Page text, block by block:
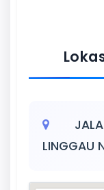
LINGGAU